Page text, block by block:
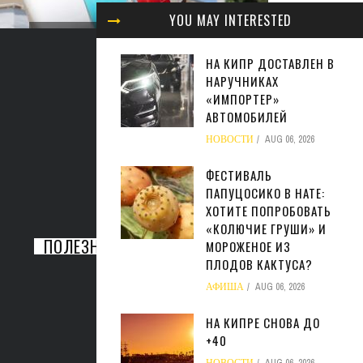
YOU MAY INTERESTED
НА КИПР ДОСТАВЛЕН В
НАРУЧНИКАХ
«ИМПОРТЕР»
АВТОМОБИЛЕЙ
НОВОСТИ AUG 06, 2026
ФЕСТИВАЛЬ
ПАПУЦОСИКО В НАТЕ:
ХОТИТЕ ПОПРОБОВАТЬ
«КОЛЮЧИЕ ГРУШИ» И
МОРОЖЕНОЕ ИЗ
ПЛОДОВ КАКТУСА?
АФИША AUG 06, 2026
НА КИПРЕ СНОВА ДО
+40
ЖАРА МОЖЕТ ОБОЙТИСЬ
СФЕРЕ БИЗНЕСА КИПРА В
МИЛЛИАРДЫ ЕВРО
AUG 05, 2026
ПОЛЕЗНАЯ ИНФОРМАЦИЯ